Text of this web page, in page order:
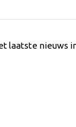
laatste nieuws